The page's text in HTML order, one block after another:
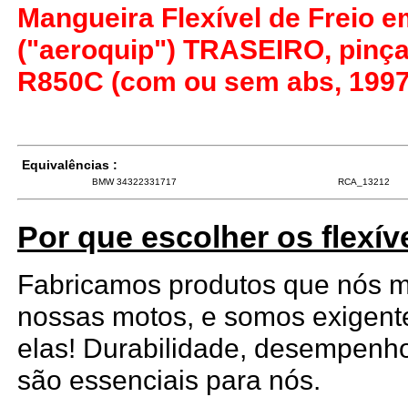
Mangueira Flexível de Freio
("aeroquip") TRASEIRO,
R850C (com ou sem abs,
Equivalências :
BMW 34322331717 RCA_13212
Por que escolher os
Fabricamos produtos que nós
nossas motos, e somos
elas! Durabilidade,
são essenciais para nós.